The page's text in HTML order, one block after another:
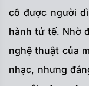
cô được người
hành tử tế. Nhờ
nghệ thuật của
nhạc, nhưng